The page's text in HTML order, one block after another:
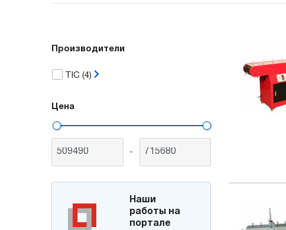
Производители
TIC (4)
Цена
-
Наши
работы на
портале